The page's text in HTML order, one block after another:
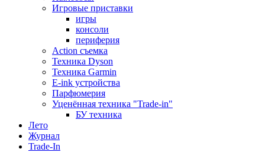
Игровые приставки
игры
консоли
периферия
Action съемка
Техника Dyson
Техника Garmin
E-ink устройства
Парфюмерия
Уценённая техника "Trade-in"
БУ техника
Лето
Журнал
Trade-In